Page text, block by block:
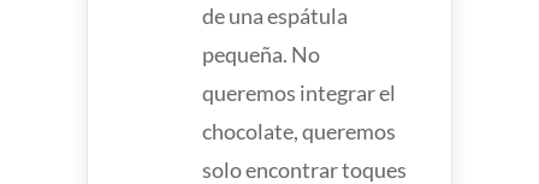
de una espátula
pequeña. No
queremos integrar el
chocolate, queremos
solo encontrar toques